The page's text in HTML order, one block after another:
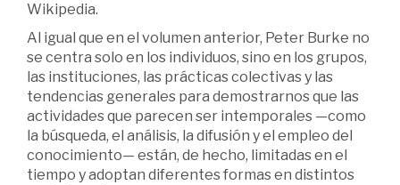
Wikipedia.
Al igual que en el volumen anterior, Peter Burke no
se centra solo en los individuos, sino en los grupos,
las instituciones, las prácticas colectivas y las
tendencias generales para demostrarnos que las
actividades que parecen ser intemporales —como
la búsqueda, el análisis, la difusión y el empleo del
conocimiento— están, de hecho, limitadas en el
tiempo y adoptan diferentes formas en distintos